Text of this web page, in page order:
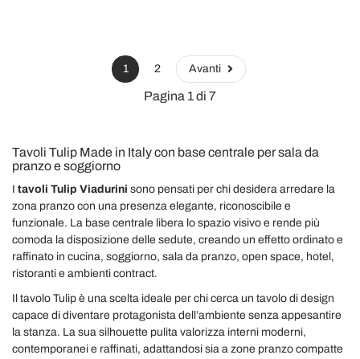
1 2 Avanti
Pagina 1 di 7
Tavoli Tulip Made in Italy con base centrale per sala da
pranzo e soggiorno
I tavoli Tulip Viadurini sono pensati per chi desidera arredare la
zona pranzo con una presenza elegante, riconoscibile e
funzionale. La base centrale libera lo spazio visivo e rende più
comoda la disposizione delle sedute, creando un effetto ordinato e
raffinato in cucina, soggiorno, sala da pranzo, open space, hotel,
ristoranti e ambienti contract.
Il tavolo Tulip è una scelta ideale per chi cerca un tavolo di design
capace di diventare protagonista dell’ambiente senza appesantire
la stanza. La sua silhouette pulita valorizza interni moderni,
contemporanei e raffinati, adattandosi sia a zone pranzo compatte